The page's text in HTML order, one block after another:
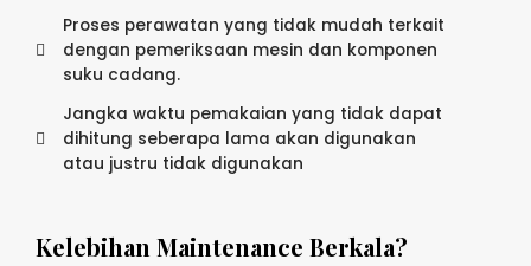
Proses perawatan yang tidak mudah terkait
dengan pemeriksaan mesin dan komponen
suku cadang.
Jangka waktu pemakaian yang tidak dapat
dihitung seberapa lama akan digunakan
atau justru tidak digunakan
Kelebihan Maintenance Berkala?